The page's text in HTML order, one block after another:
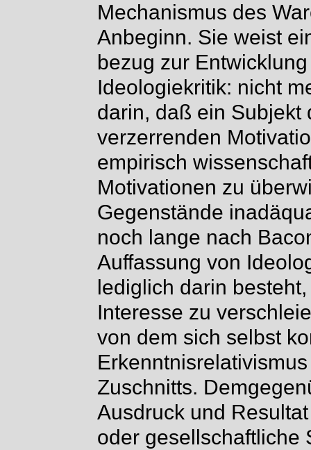
Mechanismus des
Anbeginn. Sie weist
bezug zur
Ideologiekritik: nicht
darin, daß ein Subjekt
verzerrenden
empirisch
Motivationen zu
Gegenstände
noch lange nach
Auffassung von
lediglich darin
Interesse zu
von dem sich selbst
Zuschnitts.
Ausdruck und
oder gesellschaftliche